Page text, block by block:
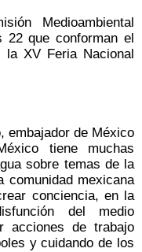
Medioambiental
que conforman el
la XV Feria Nacional
embajador de México
tiene muchas
sobre temas de la
comunidad mexicana
conciencia, en la
del medio
acciones de trabajo
y cuidando de los